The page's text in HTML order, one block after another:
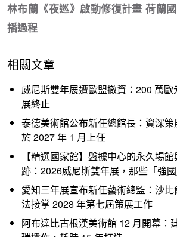
林布蘭《夜巡》啟動修復計畫 荷蘭
播過程
相關文章
威尼斯雙年展遭歐盟撤資：200 萬
展終止
泰德美術館公布新任總館長：資深
於 2027 年 1 月上任
【精選國家館】盤據中心的永久場
跡：2026威尼斯雙年展，那些「強
愛知三年展宣布新任藝術總監：沙
法接掌 2028 年第七屆策展工作
阿布達比古根漢美術館 12 月開幕：